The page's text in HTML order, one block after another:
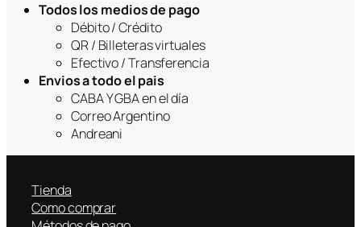
Todos los medios de pago
Débito / Crédito
QR / Billeteras virtuales
Efectivo / Transferencia
Envios a todo el pais
CABA Y GBA en el día
Correo Argentino
Andreani
Tienda
Como comprar